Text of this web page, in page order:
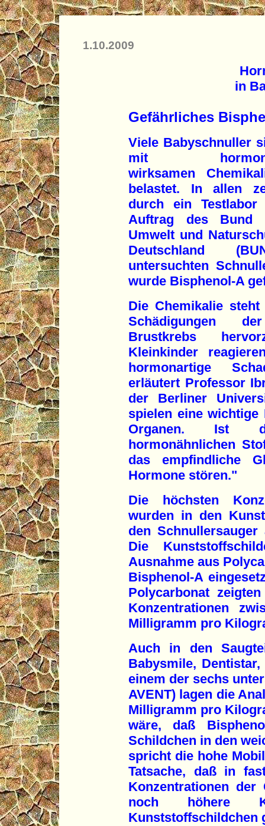
1.10.2009
in
Gefährliches
Viele Babyschnuller
mit
wirksamen
belastet. In allen
durch ein Testlabor
Auftrag des Bund
Umwelt und
Deutschland
untersuchten
wurde Bisphenol-A
Die Chemikalie
Schädigungen
Brustkrebs
Kleinkinder
hormonartige
erläutert Professor
der Berliner
spielen eine
Organen. Ist
hormonähnlichen
das empfindliche
Hormone stören."
Die höchsten
wurden in den
den
Die
Ausnahme aus
Bisphenol-A
Polycarbonat
Konzentrationen
Milligramm pro
Auch in den
Babysmile,
einem der sechs
AVENT) lagen die
Milligramm pro
wäre, daß
Schildchen in den
spricht die hohe
Tatsache, daß in
Konzentrationen
noch höhere
Kunststoffschildchen